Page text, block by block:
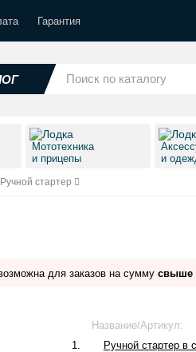
Гарантия
Мототехника
и прицепы
и
стартер
для заказов на сумму свыше
Название/Артикул:
1.
Ручной стартер в